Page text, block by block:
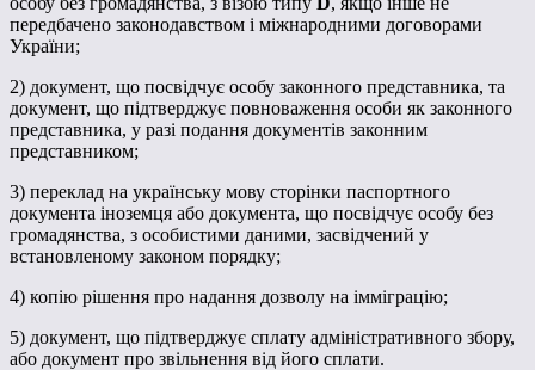
передбачено законодавством і міжнародними договорами
України;
2) документ, що посвідчує особу законного представника, та
документ, що підтверджує повноваження особи як законного
представника, у разі подання документів законним
представником;
3) переклад на українську мову сторінки паспортного
документа іноземця або документа, що посвідчує особу без
громадянства, з особистими даними, засвідчений у
встановленому законом порядку;
4) копію рішення про надання дозволу на імміграцію;
5) документ, що підтверджує сплату адміністративного збору,
або документ про звільнення від його сплати.